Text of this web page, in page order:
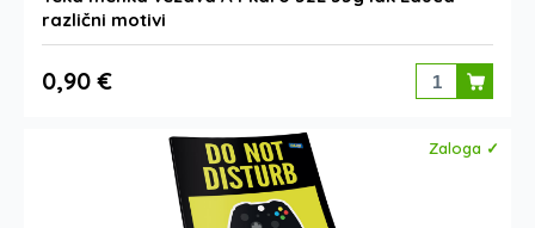
različni motivi
0,90 €
Zaloga ✓